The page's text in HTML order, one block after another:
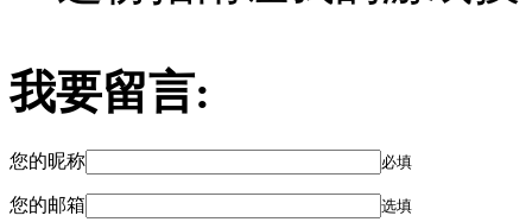
我要留言:
您的昵称 必填
您的邮箱 选填